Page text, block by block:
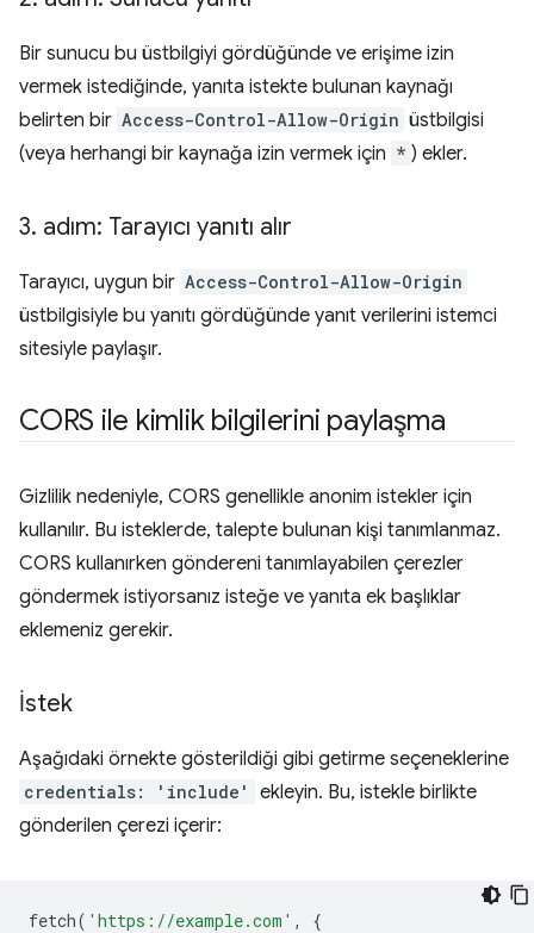
Bir sunucu bu üstbilgiyi gördüğünde ve erişime izin
vermek istediğinde, yanıta istekte bulunan kaynağı
belirten bir Access-Control-Allow-Origin üstbilgisi
(veya herhangi bir kaynağa izin vermek için * ) ekler.
3. adım: Tarayıcı yanıtı alır
Tarayıcı, uygun bir Access-Control-Allow-Origin
üstbilgisiyle bu yanıtı gördüğünde yanıt verilerini istemci
sitesiyle paylaşır.
CORS ile kimlik bilgilerini paylaşma
Gizlilik nedeniyle, CORS genellikle anonim istekler için
kullanılır. Bu isteklerde, talepte bulunan kişi tanımlanmaz.
CORS kullanırken göndereni tanımlayabilen çerezler
göndermek istiyorsanız isteğe ve yanıta ek başlıklar
eklemeniz gerekir.
İstek
Aşağıdaki örnekte gösterildiği gibi getirme seçeneklerine
credentials: 'include'
ekleyin. Bu, istekle birlikte
gönderilen çerezi içerir:
fetch( 'https://example.com' ,
{